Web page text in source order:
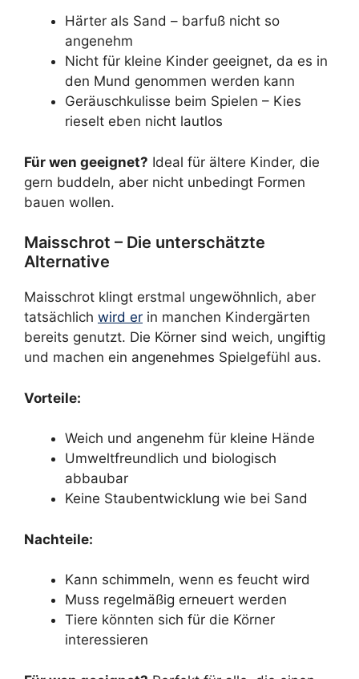
Härter als Sand – barfuß nicht so
angenehm
Nicht für kleine Kinder geeignet, da es in
den Mund genommen werden kann
Geräuschkulisse beim Spielen – Kies
rieselt eben nicht lautlos
Für wen geeignet? Ideal für ältere Kinder, die
gern buddeln, aber nicht unbedingt Formen
bauen wollen.
Maisschrot – Die unterschätzte
Alternative
Maisschrot klingt erstmal ungewöhnlich, aber
tatsächlich wird er in manchen Kindergärten
bereits genutzt. Die Körner sind weich, ungiftig
und machen ein angenehmes Spielgefühl aus.
Vorteile:
Weich und angenehm für kleine Hände
Umweltfreundlich und biologisch
abbaubar
Keine Staubentwicklung wie bei Sand
Nachteile:
Kann schimmeln, wenn es feucht wird
Muss regelmäßig erneuert werden
Tiere könnten sich für die Körner
interessieren